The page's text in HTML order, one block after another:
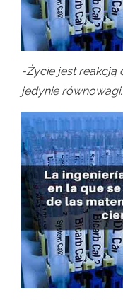
-Życie jest reakcją
jedynie